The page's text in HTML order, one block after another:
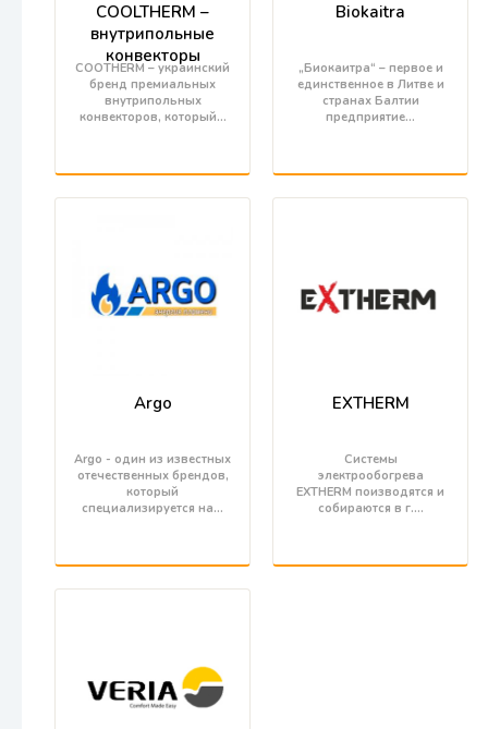
COOLTHERM –
внутрипольные
конвекторы
COOTHERM – украинский
бренд премиальных
внутрипольных
конвекторов, который…
Biokaitra
„Биокаитра“ – первое и
единственное в Литве и
странах Балтии
предприятие…
Argo
Argo - один из известных
отечественных брендов,
который
специализируется на…
EXTHERM
Системы
электрообогрева
EXTHERM поизводятся и
собираются в г.…